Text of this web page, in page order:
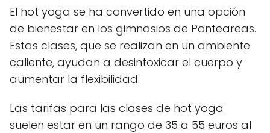
El hot yoga se ha convertido en una opción
de bienestar en los gimnasios de Ponteareas.
Estas clases, que se realizan en un ambiente
caliente, ayudan a desintoxicar el cuerpo y
aumentar la flexibilidad.
Las tarifas para las clases de hot yoga
suelen estar en un rango de 35 a 55 euros al